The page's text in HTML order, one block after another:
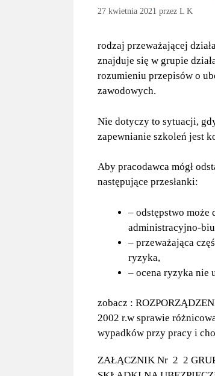
27 kwietnia 2021 przez L K
rodzaj przeważającej
znajduje się w grupie
rozumieniu przepisów o
zawodowych.
Nie dotyczy to sytuacji,
zapewnianie szkoleń jest
Aby pracodawca mógł
następujące przesłanki:
– odstępstwo
administracyjno-
– przeważająca
ryzyka,
– ocena ryzyka nie
zobacz :
2002 r.w sprawie
wypadków przy pracy i
ZAŁĄCZNIK Nr 2 2